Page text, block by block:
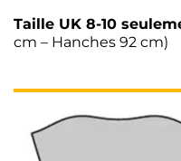
Taille UK 8-10
cm – Hanches 92 cm)